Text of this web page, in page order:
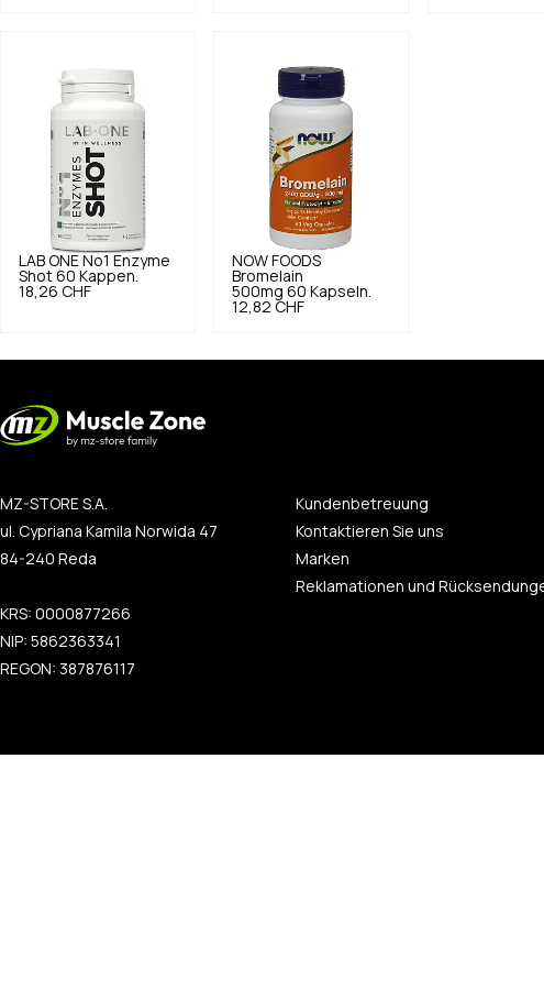
LAB ONE No1 Enzyme
Shot 60 Kappen.
18,26 CHF
NOW FOODS
Bromelain
500mg 60 Kapseln.
12,82 CHF
MZ-STORE S.A.
ul. Cypriana Kamila Norwida 47
84-240 Reda
KRS: 0000877266
NIP: 5862363341
REGON: 387876117
Kundenbetreuung
Kontaktieren Sie uns
Marken
Reklamationen und